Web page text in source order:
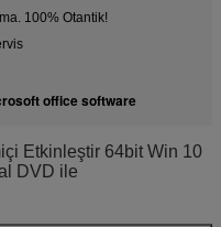
100% Otantik!
office software
Etkinleştir 64bit Win 10
DVD ile